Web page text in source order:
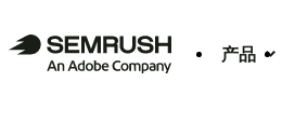
产品